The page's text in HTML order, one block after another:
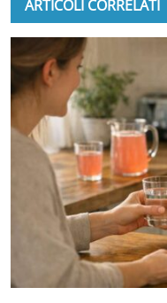
ARTICOLI CORRELATI